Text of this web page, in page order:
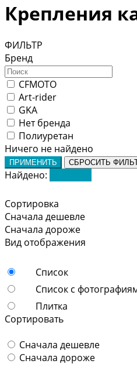
Крепления
ФИЛЬТР
Бренд
CFMOTO
Art-rider
GKA
Нет бренда
Полиуретан
Ничего не найдено
ПРИМЕНИТЬ СБРОСИТЬ
Найдено:
Сортировка
Сначала дешевле
Сначала дороже
Вид отображения
Список
Список с
Плитка
Сортировать
Сначала дешевле
Сначала дороже